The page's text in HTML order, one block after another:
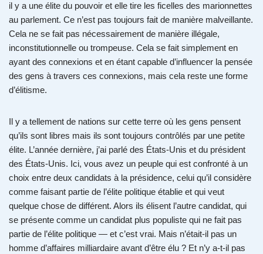
il y a une élite du pouvoir et elle tire les ficelles des marionnettes
au parlement. Ce n’est pas toujours fait de manière malveillante.
Cela ne se fait pas nécessairement de manière illégale,
inconstitutionnelle ou trompeuse. Cela se fait simplement en
ayant des connexions et en étant capable d’influencer la pensée
des gens à travers ces connexions, mais cela reste une forme
d’élitisme.
Il y a tellement de nations sur cette terre où les gens pensent
qu’ils sont libres mais ils sont toujours contrôlés par une petite
élite. L’année dernière, j’ai parlé des États-Unis et du président
des États-Unis. Ici, vous avez un peuple qui est confronté à un
choix entre deux candidats à la présidence, celui qu’il considère
comme faisant partie de l’élite politique établie et qui veut
quelque chose de différent. Alors ils élisent l’autre candidat, qui
se présente comme un candidat plus populiste qui ne fait pas
partie de l’élite politique — et c’est vrai. Mais n’était-il pas un
homme d’affaires milliardaire avant d’être élu ? Et n’y a-t-il pas